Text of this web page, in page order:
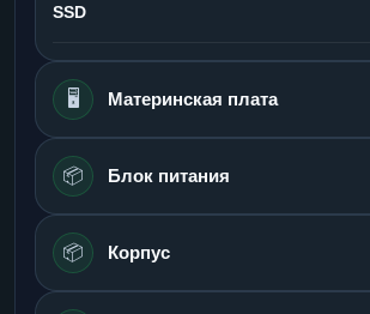
SSD
🖥️ Материнская плата
📦 Блок питания
📦 Корпус